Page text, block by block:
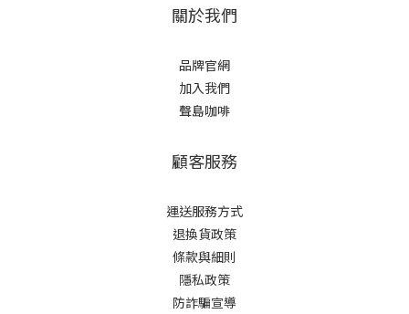
關於我們
品牌官網
加入我們
聲島咖啡
顧客服務
運送服務方式
退換貨政策
條款與細則
隱私政策
防詐騙宣導